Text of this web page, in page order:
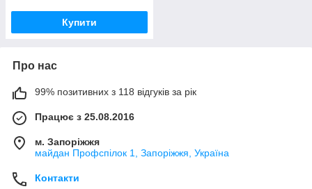
Купити
Про нас
99% позитивних з 118 відгуків за рік
Працює з 25.08.2016
м. Запоріжжя
майдан Профспілок 1, Запоріжжя, Україна
Контакти